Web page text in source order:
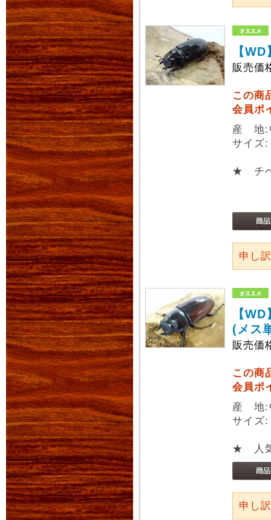
【
販売価
この商
会員ポ
産 地:
サイズ
★ チベ
申し
【
(メス
販売価
この商
会員ポ
産 地:
サイズ
★ 人気
申し